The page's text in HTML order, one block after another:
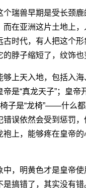
瑞兽早期是受长颈鹿
在亚洲这片土地上
时代，有人把这个形
脖子缩短了，纹饰也
上天入地，包括入海
是“真龙天子”；皇帝
椅子是“龙椅”――什么
误依然会受到惩罚
上，能够疼在皇帝
，明黄色才是皇帝使
搞错了，其实没有